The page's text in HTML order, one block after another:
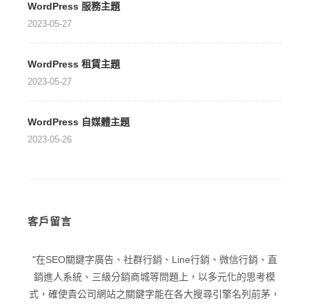
WordPress 服務主題
2023-05-27
WordPress 租賃主題
2023-05-27
WordPress 自媒體主題
2023-05-26
客戶留言
在SEO關鍵字廣告、社群行銷、Line行銷、微信行銷、直
銷進人系統、三級分銷商城等問題上，以多元化的思考模
式，確使貴公司網站之關鍵字能在各大搜尋引擎名列前茅，